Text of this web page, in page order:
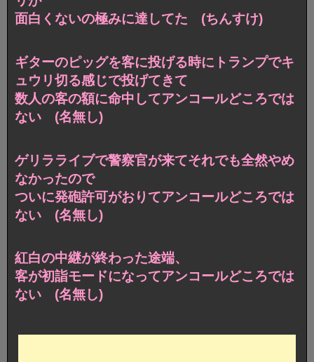
面白くないの極みに達してた (ちんすけ)
ギターのピッグを客に投げる時にトランプでキ
ュウリ切る感じで投げてきて
数人の客の額に命中してアンコールどころでは
ない (名無し)
ゲリラライブで警察官が来てそれでも全然やめ
なかったので
ついに発砲許可がおりてアンコールどころでは
ない (名無し)
紅白の中継が終わった途端、
客が初詣モードになってアンコールどころでは
ない (名無し)